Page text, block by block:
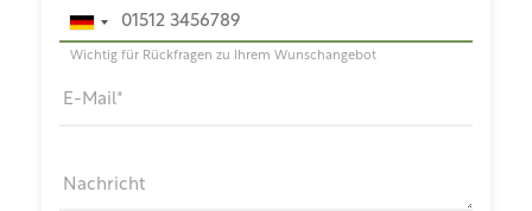
Wichtig für Rückfragen zu Ihrem Wunschangebot
E-Mail
Nachricht